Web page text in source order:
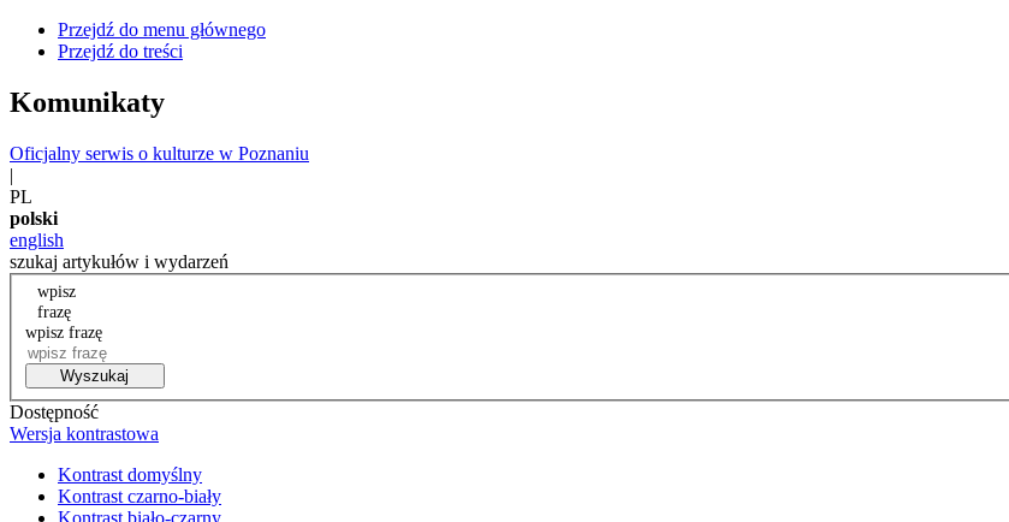
Przejdź do menu głównego
Przejdź do treści
Komunikaty
Oficjalny serwis o kulturze w Poznaniu
|
PL
polski
english
szukaj artykułów i wydarzeń
wpisz
frazę
wpisz frazę
Wyszukaj
Dostępność
Wersja kontrastowa
Kontrast domyślny
Kontrast czarno-biały
Kontrast biało-czarny